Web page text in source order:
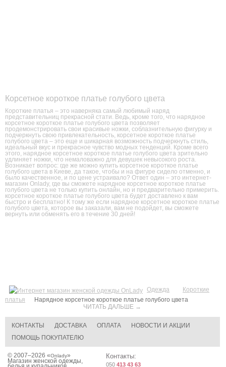
Корсетное короткое платье голубого цвета
Короткие платья – это наверняка самый любимый наряд
представительниц прекрасной стати. Ведь, кроме того, что нарядное
корсетное короткое платье голубого цвета позволяет
продемонстрировать свои красивые ножки, соблазнительную фигурку и
подчеркнуть свою привлекательность, корсетное короткое платье
голубого цвета – это еще и шикарная возможность подчеркнуть стиль,
идеальный вкус и прекрасное чувство модных тенденций. Кроме всего
этого, нарядное корсетное короткое платье голубого цвета зрительно
удлиняет ножки, что немаловажно для девушек невысокого роста.
Возникает вопрос: где же можно купить корсетное короткое платье
голубого цвета в Киеве, да такое, чтобы и на фигуре сидело отменно, и
было качественное, и по цене устраивало? Ответ один – это интернет-
магазин Onlady, где вы сможете нарядное корсетное короткое платье
голубого цвета не только купить онлайн, но и предварительно примерить.
корсетное короткое платье голубого цвета будет доставлено к вам
быстро и бесплатно! К тому же если нарядное корсетное короткое платье
голубого цвета, которое вы заказали, вам не подойдет, вы сможете
вернуть или обменять его в течение 30 дней!
ЧИТАТЬ ДАЛЬШЕ →
Одежда
Короткие
платья
Нарядное корсетное короткое платье голубого цвета
КОНТАКТЫ ДОСТАВКА ОПЛАТА
НОВОСТИ И АКЦИИ
ПОМОЩЬ ПОКУПАТЕЛЮ
© 2007–2026 «Onlady»
Магазин женской одежды,
Контакты:
050 413 43 63